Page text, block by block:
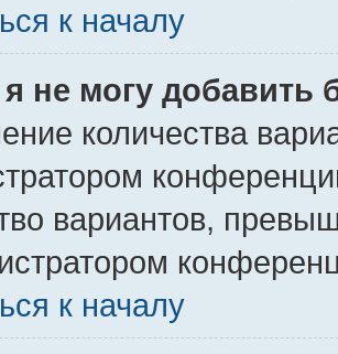
к началу
не могу добавить
количества
вариантов,
к началу